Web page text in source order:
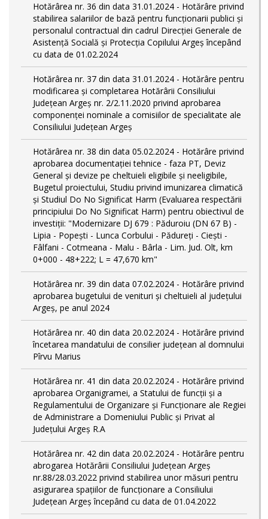
Hotărârea nr. 36 din data 31.01.2024 - Hotărâre privind
stabilirea salariilor de bază pentru funcționarii publici și
personalul contractual din cadrul Direcției Generale de
Asistență Socială și Protecția Copilului Argeş începând
cu data de 01.02.2024
Hotărârea nr. 37 din data 31.01.2024 - Hotărâre pentru
modificarea și completarea Hotărârii Consiliului
Județean Argeș nr. 2/2.11.2020 privind aprobarea
componenței nominale a comisiilor de specialitate ale
Consiliului Județean Argeș
Hotărârea nr. 38 din data 05.02.2024 - Hotărâre privind
aprobarea documentației tehnice - faza PT, Deviz
General și devize pe cheltuieli eligibile și neeligibile,
Bugetul proiectului, Studiu privind imunizarea climatică
și Studiul Do No Significat Harm (Evaluarea respectării
principiului Do No Significat Harm) pentru obiectivul de
investiții: "Modernizare DJ 679 : Păduroiu (DN 67 B) -
Lipia - Popești - Lunca Corbului - Pădureţi - Ciești -
Fâlfani - Cotmeana - Malu - Bârla - Lim. Jud. Olt, km
0+000 - 48+222; L = 47,670 km"
Hotărârea nr. 39 din data 07.02.2024 - Hotărâre privind
aprobarea bugetului de venituri și cheltuieli al județului
Argeș, pe anul 2024
Hotărârea nr. 40 din data 20.02.2024 - Hotărâre privind
încetarea mandatului de consilier județean al domnului
Pîrvu Marius
Hotărârea nr. 41 din data 20.02.2024 - Hotărâre privind
aprobarea Organigramei, a Statului de funcţii și a
Regulamentului de Organizare și Funcționare ale Regiei
de Administrare a Domeniului Public și Privat al
Județului Argeș R.A
Hotărârea nr. 42 din data 20.02.2024 - Hotărâre pentru
abrogarea Hotărârii Consiliului Județean Argeș
nr.88/28.03.2022 privind stabilirea unor măsuri pentru
asigurarea spațiilor de funcționare a Consiliului
Județean Argeș începând cu data de 01.04.2022